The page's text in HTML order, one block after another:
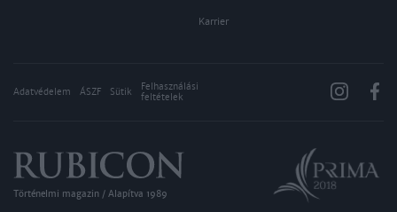
Karrier
Adatvédelem ÁSZF Sütik
Felhasználási
feltételek
Történelmi magazin / Alapítva 1989